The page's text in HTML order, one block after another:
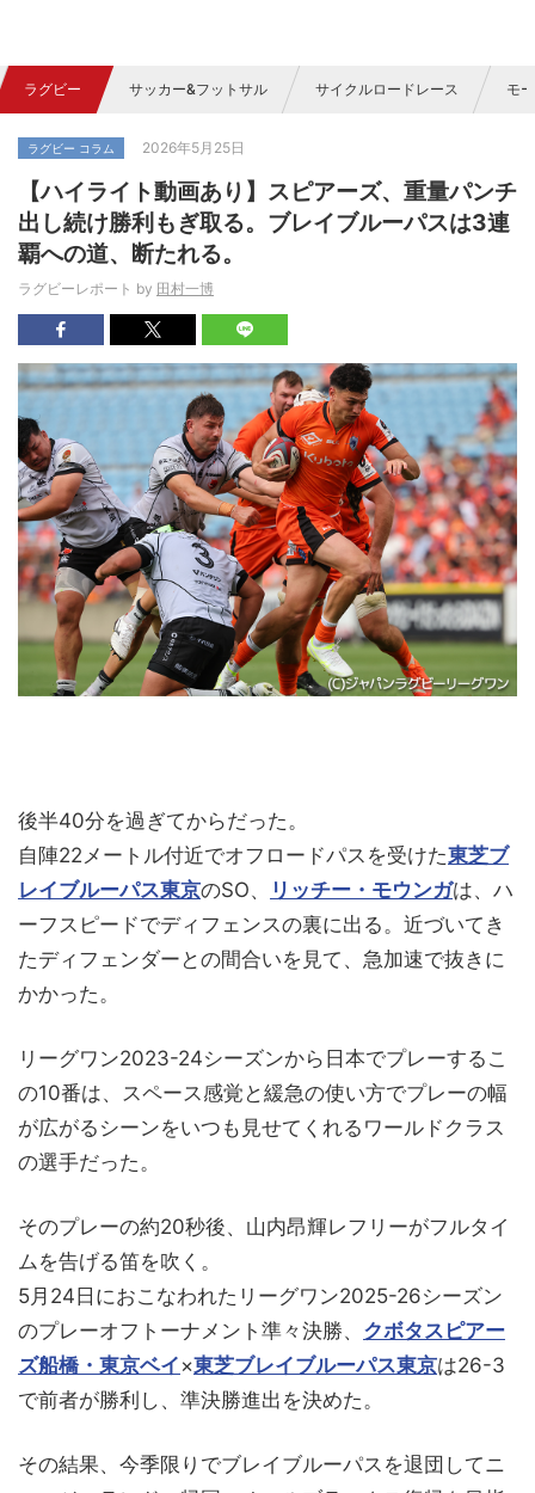
ラグビー サッカー&フットサル サイクルロードレース モ
ラグビー コラム 2026年5月25日
【ハイライト動画あり】スピアーズ、重量パンチ
出し続け勝利もぎ取る。ブレイブルーパスは3連
覇への道、断たれる。
ラグビーレポート by 田村一博
後半40分を過ぎてからだった。
自陣22メートル付近でオフロードパスを受けた東芝ブ
レイブルーパス東京のSO、 リッチー・モウンガは、ハ
ーフスピードでディフェンスの裏に出る。近づいてき
たディフェンダーとの間合いを見て、急加速で抜きに
かかった。
リーグワン2023-24シーズンから日本でプレーするこ
の10番は、スペース感覚と緩急の使い方でプレーの幅
が広がるシーンをいつも見せてくれるワールドクラス
の選手だった。
そのプレーの約20秒後、山内昂輝レフリーがフルタイ
ムを告げる笛を吹く。
5月24日におこなわれたリーグワン2025-26シーズン
のプレーオフトーナメント準々決勝、 クボタスピアー
ズ船橋・東京ベイ ×東芝ブレイブルーパス東京は26-3
で前者が勝利し、準決勝進出を決めた。
その結果、今季限りでブレイブルーパスを退団してニ